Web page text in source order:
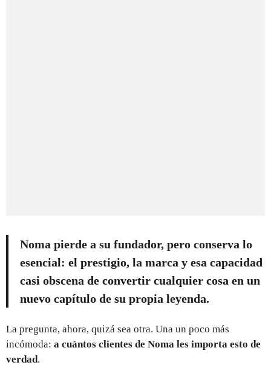
Noma pierde a su fundador, pero conserva lo
esencial: el prestigio, la marca y esa capacidad
casi obscena de convertir cualquier cosa en un
nuevo capítulo de su propia leyenda.
La pregunta, ahora, quizá sea otra. Una un poco más
incómoda: a cuántos clientes de Noma les importa esto de
verdad.